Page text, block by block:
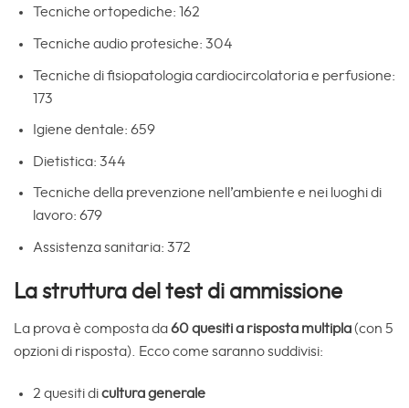
Tecniche ortopediche: 162
Tecniche audio protesiche: 304
Tecniche di fisiopatologia cardiocircolatoria e perfusione:
173
Igiene dentale: 659
Dietistica: 344
Tecniche della prevenzione nell’ambiente e nei luoghi di
lavoro: 679
Assistenza sanitaria: 372
La struttura del test di ammissione
La prova è composta da60 quesiti a risposta multipla(con 5
opzioni di risposta). Ecco come saranno suddivisi:
2 quesiti dicultura generale